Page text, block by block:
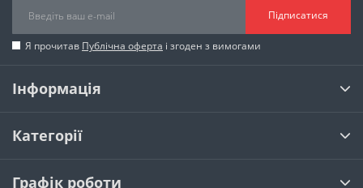
Підписатися
Я прочитав Публічна оферта і згоден з вимогами
Інформація
Категорії
Графік роботи